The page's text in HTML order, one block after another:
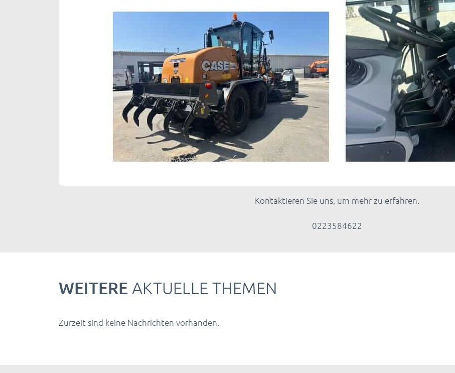
Kontaktieren Sie uns, um mehr zu erfahren.
0223584622
WEITERE AKTUELLE THEMEN
Zurzeit sind keine Nachrichten vorhanden.